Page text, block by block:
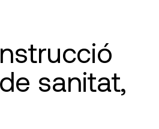
sanitat,